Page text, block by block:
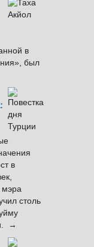
в
был
в
мэра
столь
→